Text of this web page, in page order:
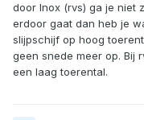
door Inox (rvs) ga je niet
erdoor gaat dan heb je
slijpschijf op hoog
geen snede meer op. Bij
een laag toerental.